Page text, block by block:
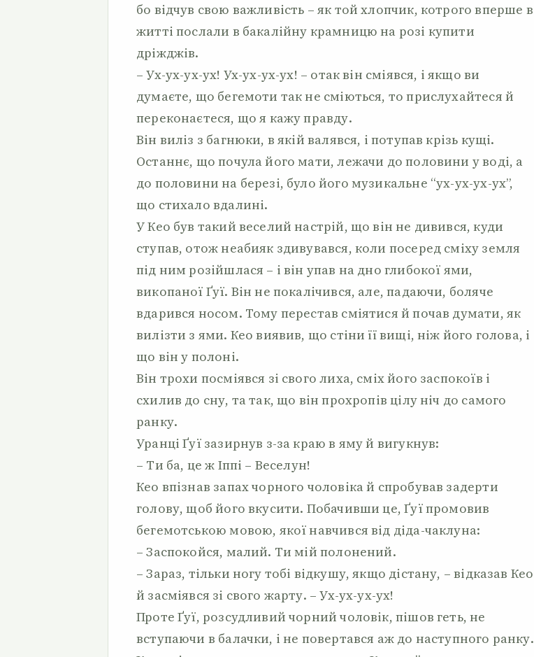
бо відчув свою важливість – як той хлопчик, котрого вперше в
житті послали в бакалійну крамницю на розі купити
дріжджів.
– Ух-ух-ух-ух! Ух-ух-ух-ух! – отак він сміявся, і якщо ви
думаєте, що бегемоти так не сміються, то прислухайтеся й
переконаєтеся, що я кажу правду.
Він виліз з багнюки, в якій валявся, і потупав крізь кущі.
Останнє, що почула його мати, лежачи до половини у воді, а
до половини на березі, було його музикальне “ух-ух-ух-ух”,
що стихало вдалині.
У Кео був такий веселий настрій, що він не дивився, куди
ступав, отож неабияк здивувався, коли посеред сміху земля
під ним розійшлася – і він упав на дно глибокої ями,
викопаної Ґуї. Він не покалічився, але, падаючи, боляче
вдарився носом. Тому перестав сміятися й почав думати, як
вилізти з ями. Кео виявив, що стіни її вищі, ніж його голова, і
що він у полоні.
Він трохи посміявся зі свого лиха, сміх його заспокоїв і
схилив до сну, та так, що він прохропів цілу ніч до самого
ранку.
Уранці Ґуї зазирнув з-за краю в яму й вигукнув:
– Ти ба, це ж Іппі – Веселун!
Кео впізнав запах чорного чоловіка й спробував задерти
голову, щоб його вкусити. Побачивши це, Ґуї промовив
бегемотською мовою, якої навчився від діда-чаклуна:
– Заспокойся, малий. Ти мій полонений.
– Зараз, тільки ногу тобі відкушу, якщо дістану, – відказав Кео
й засміявся зі свого жарту. – Ух-ух-ух-ух!
Проте Ґуї, розсудливий чорний чоловік, пішов геть, не
вступаючи в балачки, і не повертався аж до наступного ранку.